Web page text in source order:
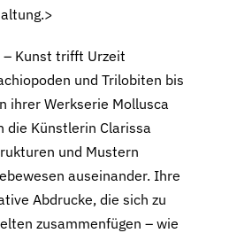
Kunst trifft Urzeit
und Trilobiten bis
ihrer Werkserie Mollusca
die Künstlerin Clarissa
und Mustern
auseinander. Ihre
Abdrucke, die sich zu
zusammenfügen – wie